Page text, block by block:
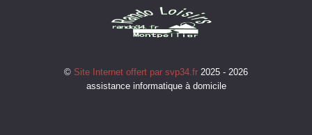
© Site Internet offert par svp34.fr 2025 - 2026
assistance informatique à domicile